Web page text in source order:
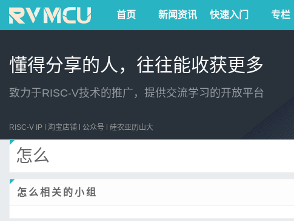
首页 新闻资讯 快速入门 专栏
懂得分享的人，往往能收获更多
致力于RISC-V技术的推广，提供交流学习的开放平台
RISC-V IP 淘宝店铺 公众号 硅农亚历山大
怎么
怎么相关的小组